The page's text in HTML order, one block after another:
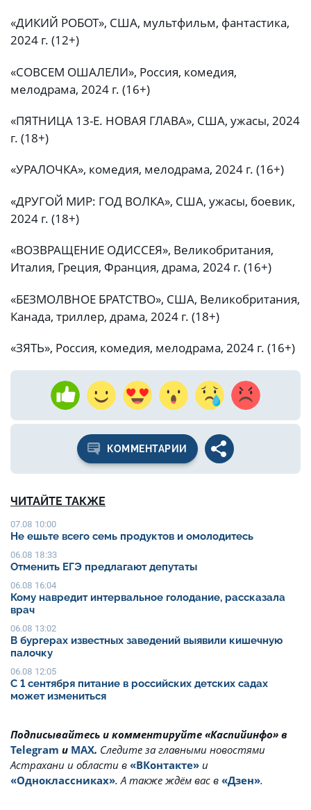
«ДИКИЙ РОБОТ», США, мультфильм, фантастика,
2024 г. (12+)
«СОВСЕМ ОШАЛЕЛИ», Россия, комедия,
мелодрама, 2024 г. (16+)
«ПЯТНИЦА 13-Е. НОВАЯ ГЛАВА», США, ужасы, 2024
г. (18+)
«УРАЛОЧКА», комедия, мелодрама, 2024 г. (16+)
«ДРУГОЙ МИР: ГОД ВОЛКА», США, ужасы, боевик,
2024 г. (18+)
«ВОЗВРАЩЕНИЕ ОДИССЕЯ», Великобритания,
Италия, Греция, Франция, драма, 2024 г. (16+)
«БЕЗМОЛВНОЕ БРАТСТВО», США, Великобритания,
Канада, триллер, драма, 2024 г. (18+)
«ЗЯТЬ», Россия, комедия, мелодрама, 2024 г. (16+)
КОММЕНТАРИИ
ЧИТАЙТЕ ТАКЖЕ
07.08 10:00
Не ешьте всего семь продуктов и омолодитесь
06.08 18:33
Отменить ЕГЭ предлагают депутаты
06.08 16:04
Кому навредит интервальное голодание, рассказала
врач
06.08 13:02
В бургерах известных заведений выявили кишечную
палочку
06.08 12:05
С 1 сентября питание в российских детских садах
может измениться
Подписывайтесь и комментируйте «Каспийинфо» в
Telegram и MAX. Cледите за главными новостями
Астрахани и области в «ВКонтакте» и
«Одноклассниках». А также ждём вас в «Дзен».